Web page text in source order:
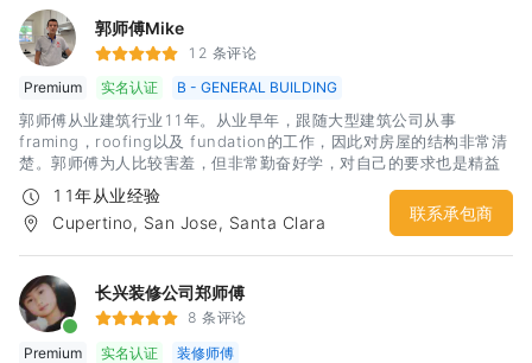
郭师傅Mike
12 条评论
Premium
实名认证 B - GENERAL BUILDING
郭师傅从业建筑行业11年。从业早年，跟随大型建筑公司从事
framing，roofing以及 fundation的工作，因此对房屋的结构非常清
楚。郭师傅为人比较害羞，但非常勤奋好学，对自己的要求也是精益
求精，同时做工非常认真可靠。尤其是数年在大公司锻炼的经历，让
郭师傅可以独立完成
11年从业经验
Cupertino, San Jose, Santa Clara
联系承包商
长兴装修公司郑师傅
8 条评论
Premium
实名认证 装修师傅